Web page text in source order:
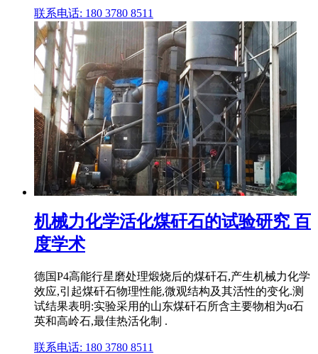
联系电话: 180 3780 8511
机械力化学活化煤矸石的试验研究 百
度学术
德国P4高能行星磨处理煅烧后的煤矸石,产生机械力化学
效应,引起煤矸石物理性能,微观结构及其活性的变化.测
试结果表明:实验采用的山东煤矸石所含主要物相为α石
英和高岭石,最佳热活化制 .
联系电话: 180 3780 8511